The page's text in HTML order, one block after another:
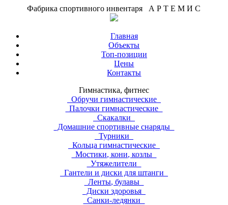
Фабрика спортивного инвентаря А Р Т Е М И С
Главная
Объекты
Топ-позиции
Цены
Контакты
Гимнастика, фитнес
Обручи гимнастические
Палочки гимнастические
Скакалки
Домашние спортивные снаряды
Турники
Кольца гимнастические
Мостики, кони, козлы
Утяжелители
Гантели и диски для штанги
Ленты, булавы
Диски здоровья
Санки-ледянки